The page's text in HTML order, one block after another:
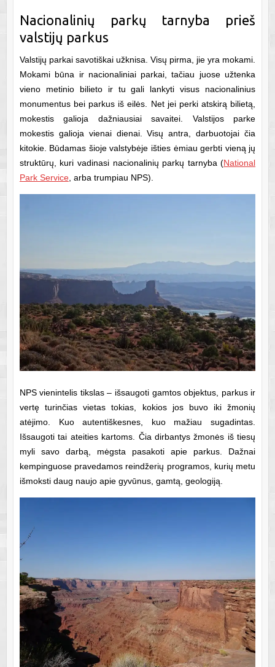
Nacionalinių parkų tarnyba prieš
valstijų parkus
Valstijų parkai savotiškai užknisa. Visų pirma, jie yra mokami.
Mokami būna ir nacionaliniai parkai, tačiau juose užtenka
vieno metinio bilieto ir tu gali lankyti visus nacionalinius
monumentus bei parkus iš eilės. Net jei perki atskirą bilietą,
mokestis galioja dažniausiai savaitei. Valstijos parke
mokestis galioja vienai dienai. Visų antra, darbuotojai čia
kitokie. Būdamas šioje valstybėje išties ėmiau gerbti vieną jų
struktūrų, kuri vadinasi nacionalinių parkų tarnyba (National
Park Service, arba trumpiau NPS).
NPS vienintelis tikslas – išsaugoti gamtos objektus, parkus ir
vertę turinčias vietas tokias, kokios jos buvo iki žmonių
atėjimo. Kuo autentiškesnes, kuo mažiau sugadintas.
Išsaugoti tai ateities kartoms. Čia dirbantys žmonės iš tiesų
myli savo darbą, mėgsta pasakoti apie parkus. Dažnai
kempinguose pravedamos reindžerių programos, kurių metu
išmoksti daug naujo apie gyvūnus, gamtą, geologiją.